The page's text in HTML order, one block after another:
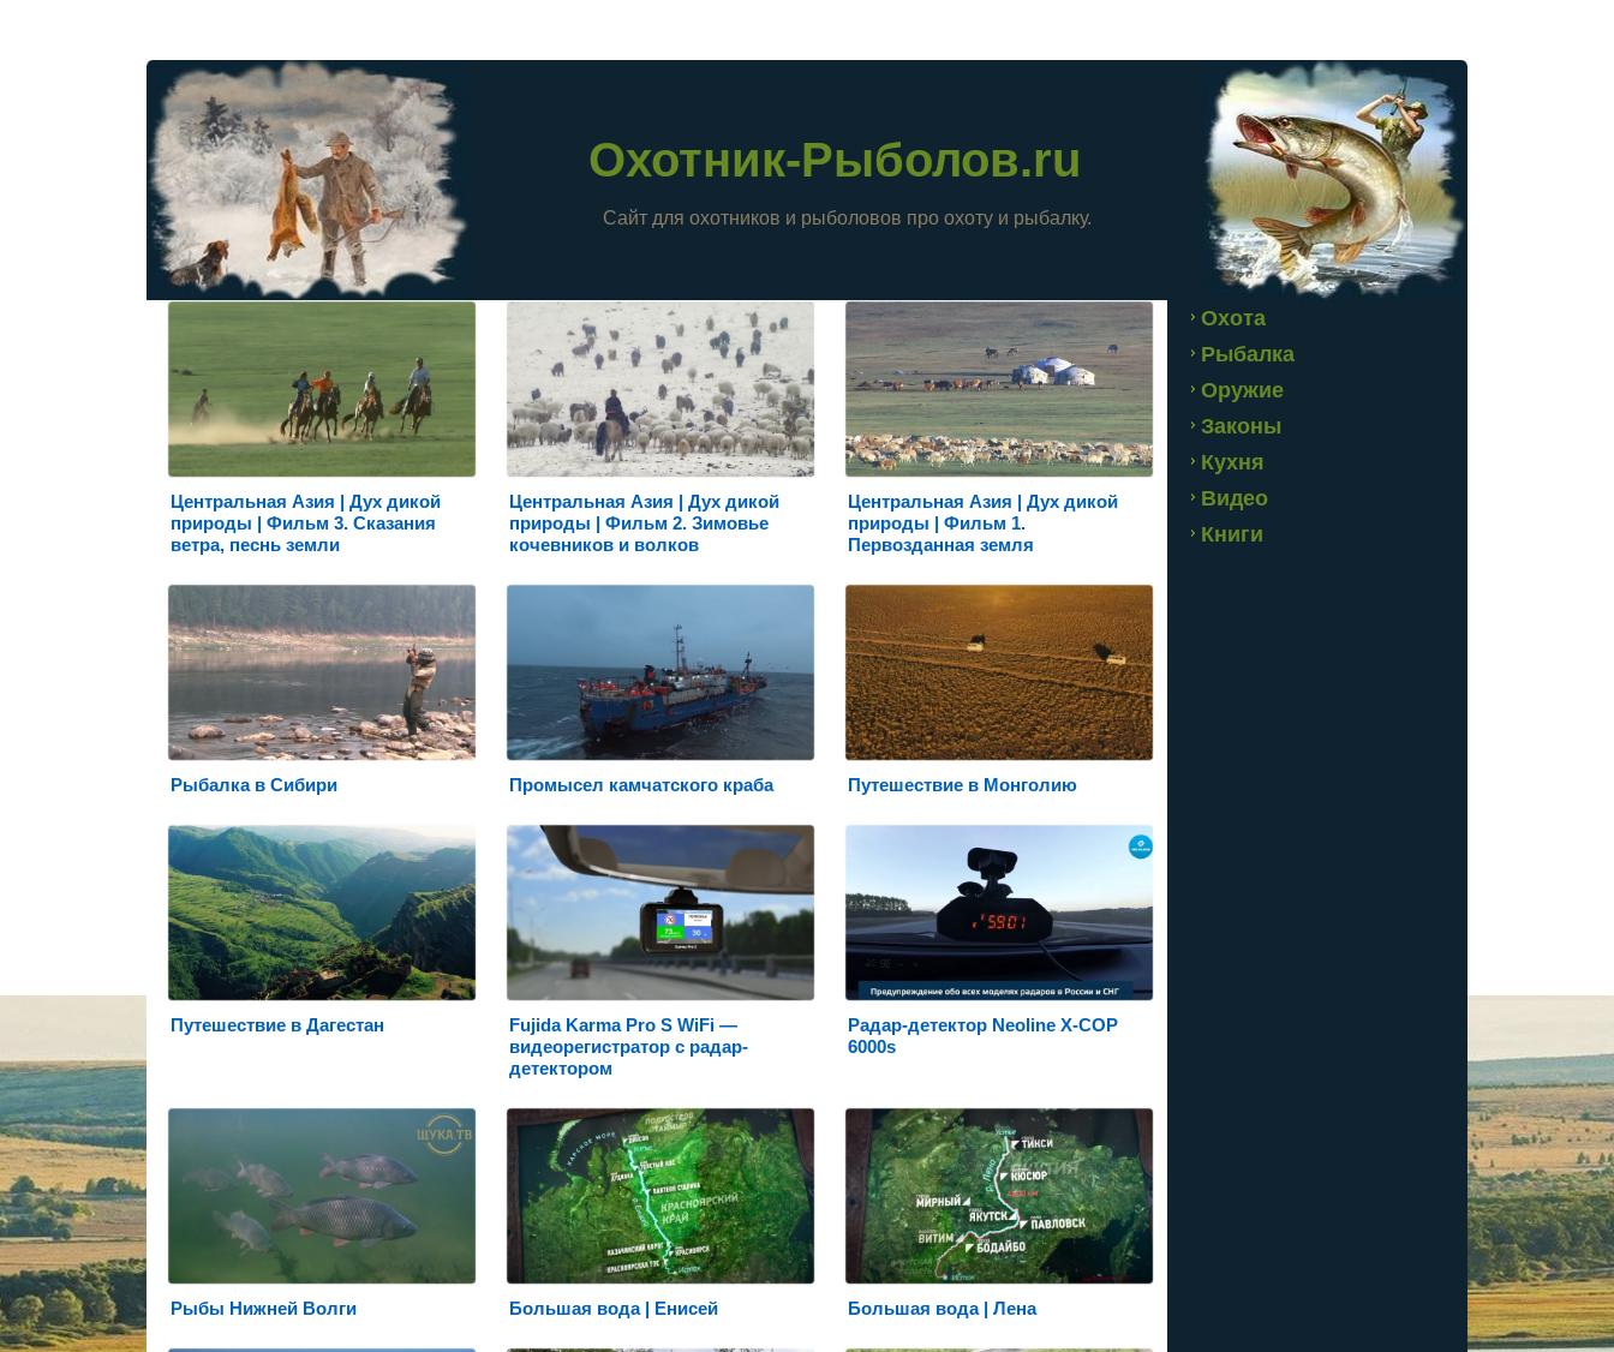
Охотник-Рыболов.ru
Сайт для охотников и рыболовов про охоту и рыбалку.
Центральная Азия | Дух дикой
природы | Фильм 3. Сказания
ветра, песнь земли
Центральная Азия | Дух дикой
природы | Фильм 2. Зимовье
кочевников и волков
Центральная Азия | Дух дикой
природы | Фильм 1.
Первозданная земля
Рыбалка в Сибири Промысел камчатского краба Путешествие в Монголию
Путешествие в Дагестан
Fujida Karma Pro S WiFi —
видеорегистратор с радар-
детектором
Радар-детектор Neoline X-COP
6000s
Рыбы Нижней Волги Большая вода | Енисей Большая вода | Лена
Охота
Рыбалка
Оружие
Законы
Кухня
Видео
Книги